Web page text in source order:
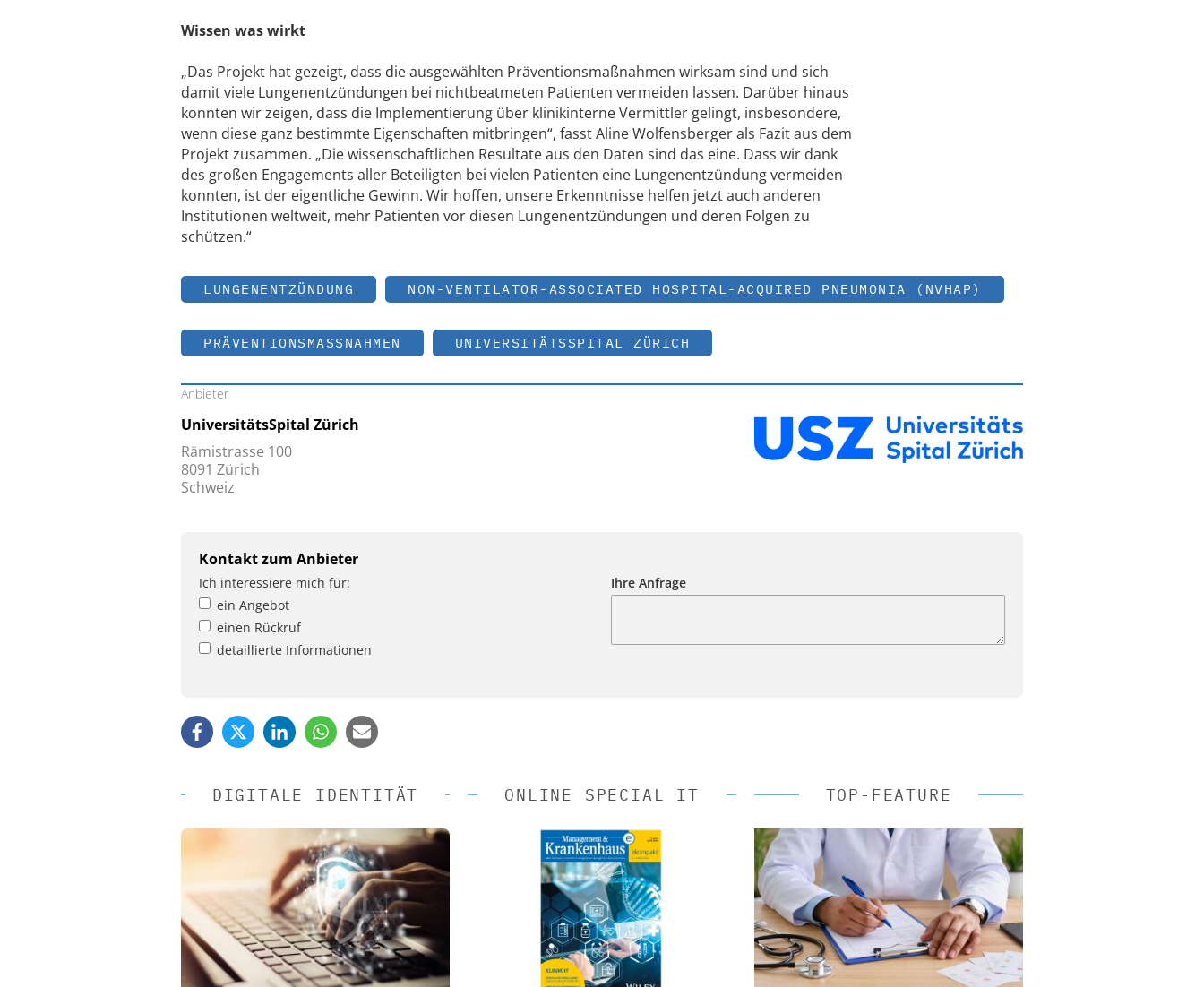
Wissen was wirkt
„Das Projekt hat gezeigt, dass die ausgewählten Präventionsmaßnahmen wirksam sind und sich
damit viele Lungenentzündungen bei nichtbeatmeten Patienten vermeiden lassen. Darüber hinaus
konnten wir zeigen, dass die Implementierung über klinikinterne Vermittler gelingt, insbesondere,
wenn diese ganz bestimmte Eigenschaften mitbringen“, fasst Aline Wolfensberger als Fazit aus dem
Projekt zusammen. „Die wissenschaftlichen Resultate aus den Daten sind das eine. Dass wir dank
des großen Engagements aller Beteiligten bei vielen Patienten eine Lungenentzündung vermeiden
konnten, ist der eigentliche Gewinn. Wir hoffen, unsere Erkenntnisse helfen jetzt auch anderen
Institutionen weltweit, mehr Patienten vor diesen Lungenentzündungen und deren Folgen zu
schützen.“
LUNGENENTZÜNDUNG NON-VENTILATOR-ASSOCIATED HOSPITAL-ACQUIRED PNEUMONIA (NVHAP)
PRÄVENTIONSMASSNAHMEN UNIVERSITÄTSSPITAL ZÜRICH
Anbieter
UniversitätsSpital Zürich
Rämistrasse 100
8091 Zürich
Schweiz
Kontakt zum Anbieter
Ich interessiere mich für:
ein Angebot
einen Rückruf
detaillierte Informationen
Ihre Anfrage
DIGITALE IDENTITÄT ONLINE SPECIAL IT TOP-FEATURE